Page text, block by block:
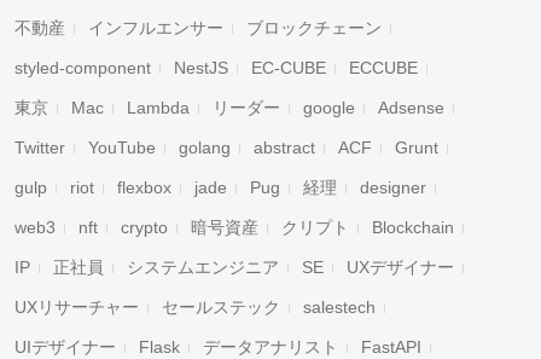
不動産 インフルエンサー ブロックチェーン
styled-component NestJS EC-CUBE ECCUBE
東京 Mac Lambda リーダー google Adsense
Twitter YouTube golang abstract ACF Grunt
gulp riot flexbox jade Pug 経理 designer
web3 nft crypto 暗号資産 クリプト Blockchain
IP 正社員 システムエンジニア SE UXデザイナー
UXリサーチャー セールステック salestech
UIデザイナー Flask データアナリスト FastAPI